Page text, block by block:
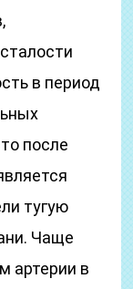
в период
после
тугую
Чаще
артерии в